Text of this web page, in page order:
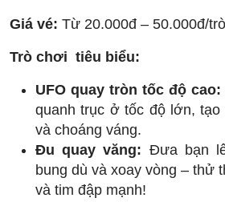
Giá vé: Từ 20.000đ – 50.000đ/
Trò chơi tiêu biểu:
UFO quay tròn tốc độ cao:
quanh trục ở tốc độ lớn, tạo
và choáng váng.
Đu quay văng: Đưa bạn
bung dù và xoay vòng – thử
và tim đập mạnh!